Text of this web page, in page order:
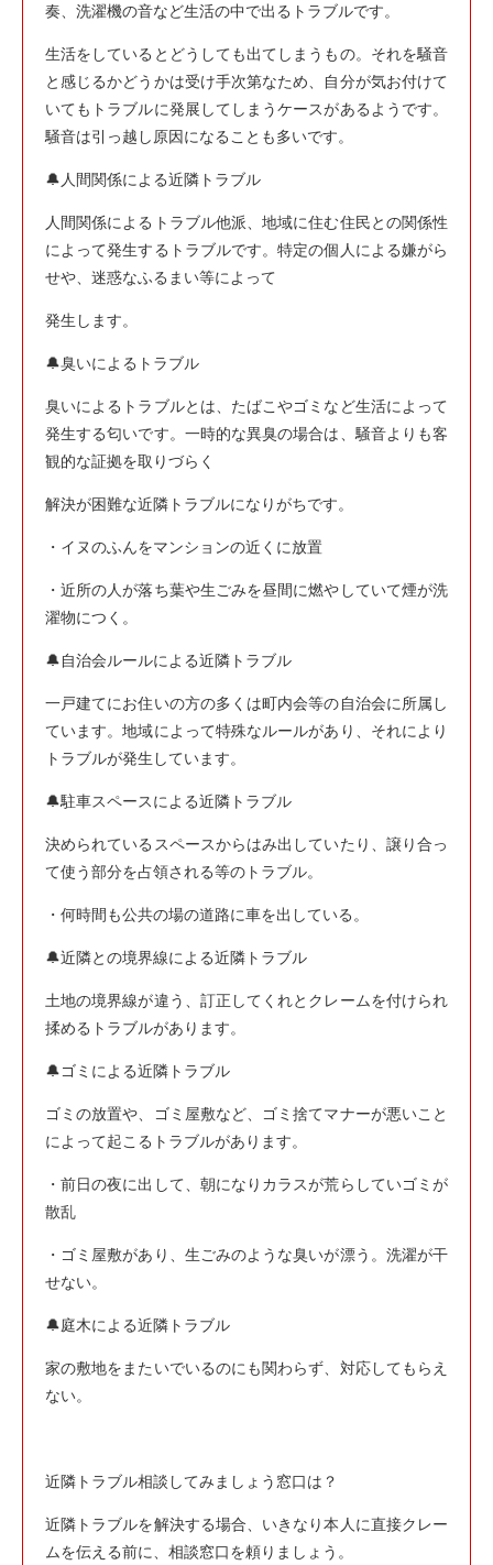
奏、洗濯機の音など生活の中で出るトラブルです。
生活をしているとどうしても出てしまうもの。それを騒音
と感じるかどうかは受け手次第なため、自分が気お付けて
いてもトラブルに発展してしまうケースがあるようです。
騒音は引っ越し原因になることも多いです。
🔔人間関係による近隣トラブル
人間関係によるトラブル他派、地域に住む住民との関係性
によって発生するトラブルです。特定の個人による嫌がら
せや、迷惑なふるまい等によって
発生します。
🔔臭いによるトラブル
臭いによるトラブルとは、たばこやゴミなど生活によって
発生する匂いです。一時的な異臭の場合は、騒音よりも客
観的な証拠を取りづらく
解決が困難な近隣トラブルになりがちです。
・イヌのふんをマンションの近くに放置
・近所の人が落ち葉や生ごみを昼間に燃やしていて煙が洗
濯物につく。
🔔自治会ルールによる近隣トラブル
一戸建てにお住いの方の多くは町内会等の自治会に所属し
ています。地域によって特殊なルールがあり、それにより
トラブルが発生しています。
🔔駐車スペースによる近隣トラブル
決められているスペースからはみ出していたり、譲り合っ
て使う部分を占領される等のトラブル。
・何時間も公共の場の道路に車を出している。
🔔近隣との境界線による近隣トラブル
土地の境界線が違う、訂正してくれとクレームを付けられ
揉めるトラブルがあります。
🔔ゴミによる近隣トラブル
ゴミの放置や、ゴミ屋敷など、ゴミ捨てマナーが悪いこと
によって起こるトラブルがあります。
・前日の夜に出して、朝になりカラスが荒らしていゴミが
散乱
・ゴミ屋敷があり、生ごみのような臭いが漂う。洗濯が干
せない。
🔔庭木による近隣トラブル
家の敷地をまたいでいるのにも関わらず、対応してもらえ
ない。
近隣トラブル相談してみましょう窓口は？
近隣トラブルを解決する場合、いきなり本人に直接クレー
ムを伝える前に、相談窓口を頼りましょう。